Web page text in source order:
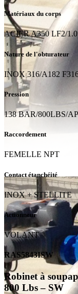
Matériaux du corps
ACIER A350 LF2/
Nature de l'obturateur
INOX 316/A182
Pression
138 BAR/800LBS/
Raccordement
FEMELLE NPT
Contact étanchéité
INOX + STELLITE
Actionneur
VOLANT
RAS5843ISW
Robinet à
800 Lbs – SW